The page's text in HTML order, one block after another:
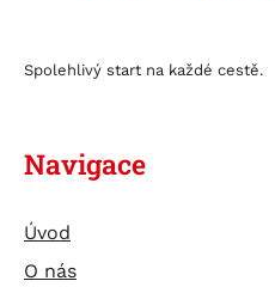
Spolehlivý start na každé cestě.
Navigace
Úvod
O nás